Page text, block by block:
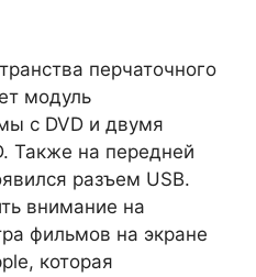
перчаточного
модуль
с DVD и двумя
Также на передней
разъем USB.
внимание на
фильмов на экране
которая